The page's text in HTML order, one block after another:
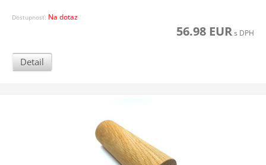
Dostupnosť: Na dotaz
56.98 EURs DPH
Detail